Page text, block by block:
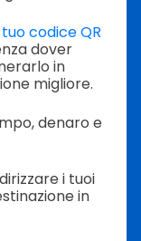
codice QR
dover
in
migliore.
denaro e
i tuoi
in